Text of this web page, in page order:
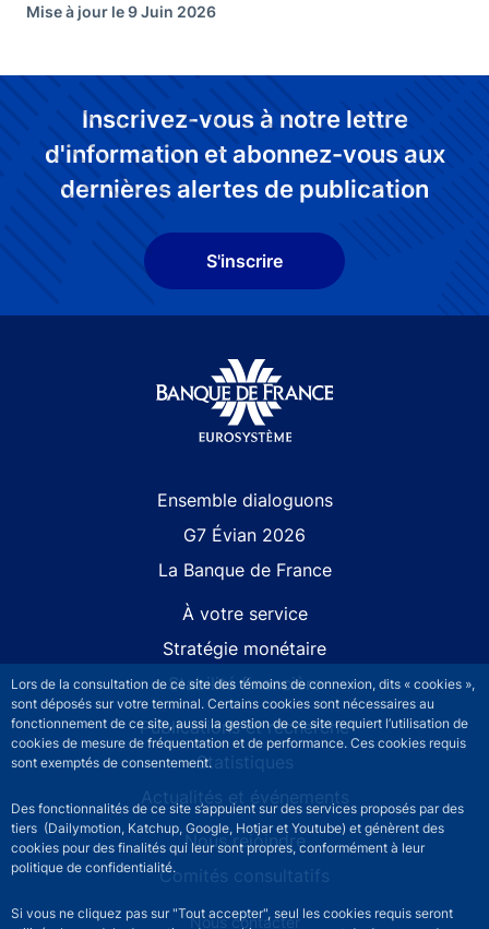
Lors de la consultation de ce site des témoins de connexion, dits « cookies »,
sont déposés sur votre terminal. Certains cookies sont nécessaires au
fonctionnement de ce site, aussi la gestion de ce site requiert l’utilisation de
cookies de mesure de fréquentation et de performance. Ces cookies requis
sont exemptés de consentement.
Des fonctionnalités de ce site s’appuient sur des services proposés par des
tiers (Dailymotion, Katchup, Google, Hotjar et Youtube) et génèrent des
cookies pour des finalités qui leur sont propres, conformément à leur
politique de confidentialité.
Si vous ne cliquez pas sur "Tout accepter", seul les cookies requis seront
Mise à jour le 9 Juin 2026
Inscrivez-vous à notre lettre
d'information et abonnez-vous aux
dernières alertes de publication
S'inscrire
Ensemble dialoguons
G7 Évian 2026
La Banque de France
À votre service
Stratégie monétaire
Stabilité financière
Publications et recherche
Statistiques
Actualités et événements
Nous rejoindre
Comités consultatifs
Footer secondary menuNous contacter